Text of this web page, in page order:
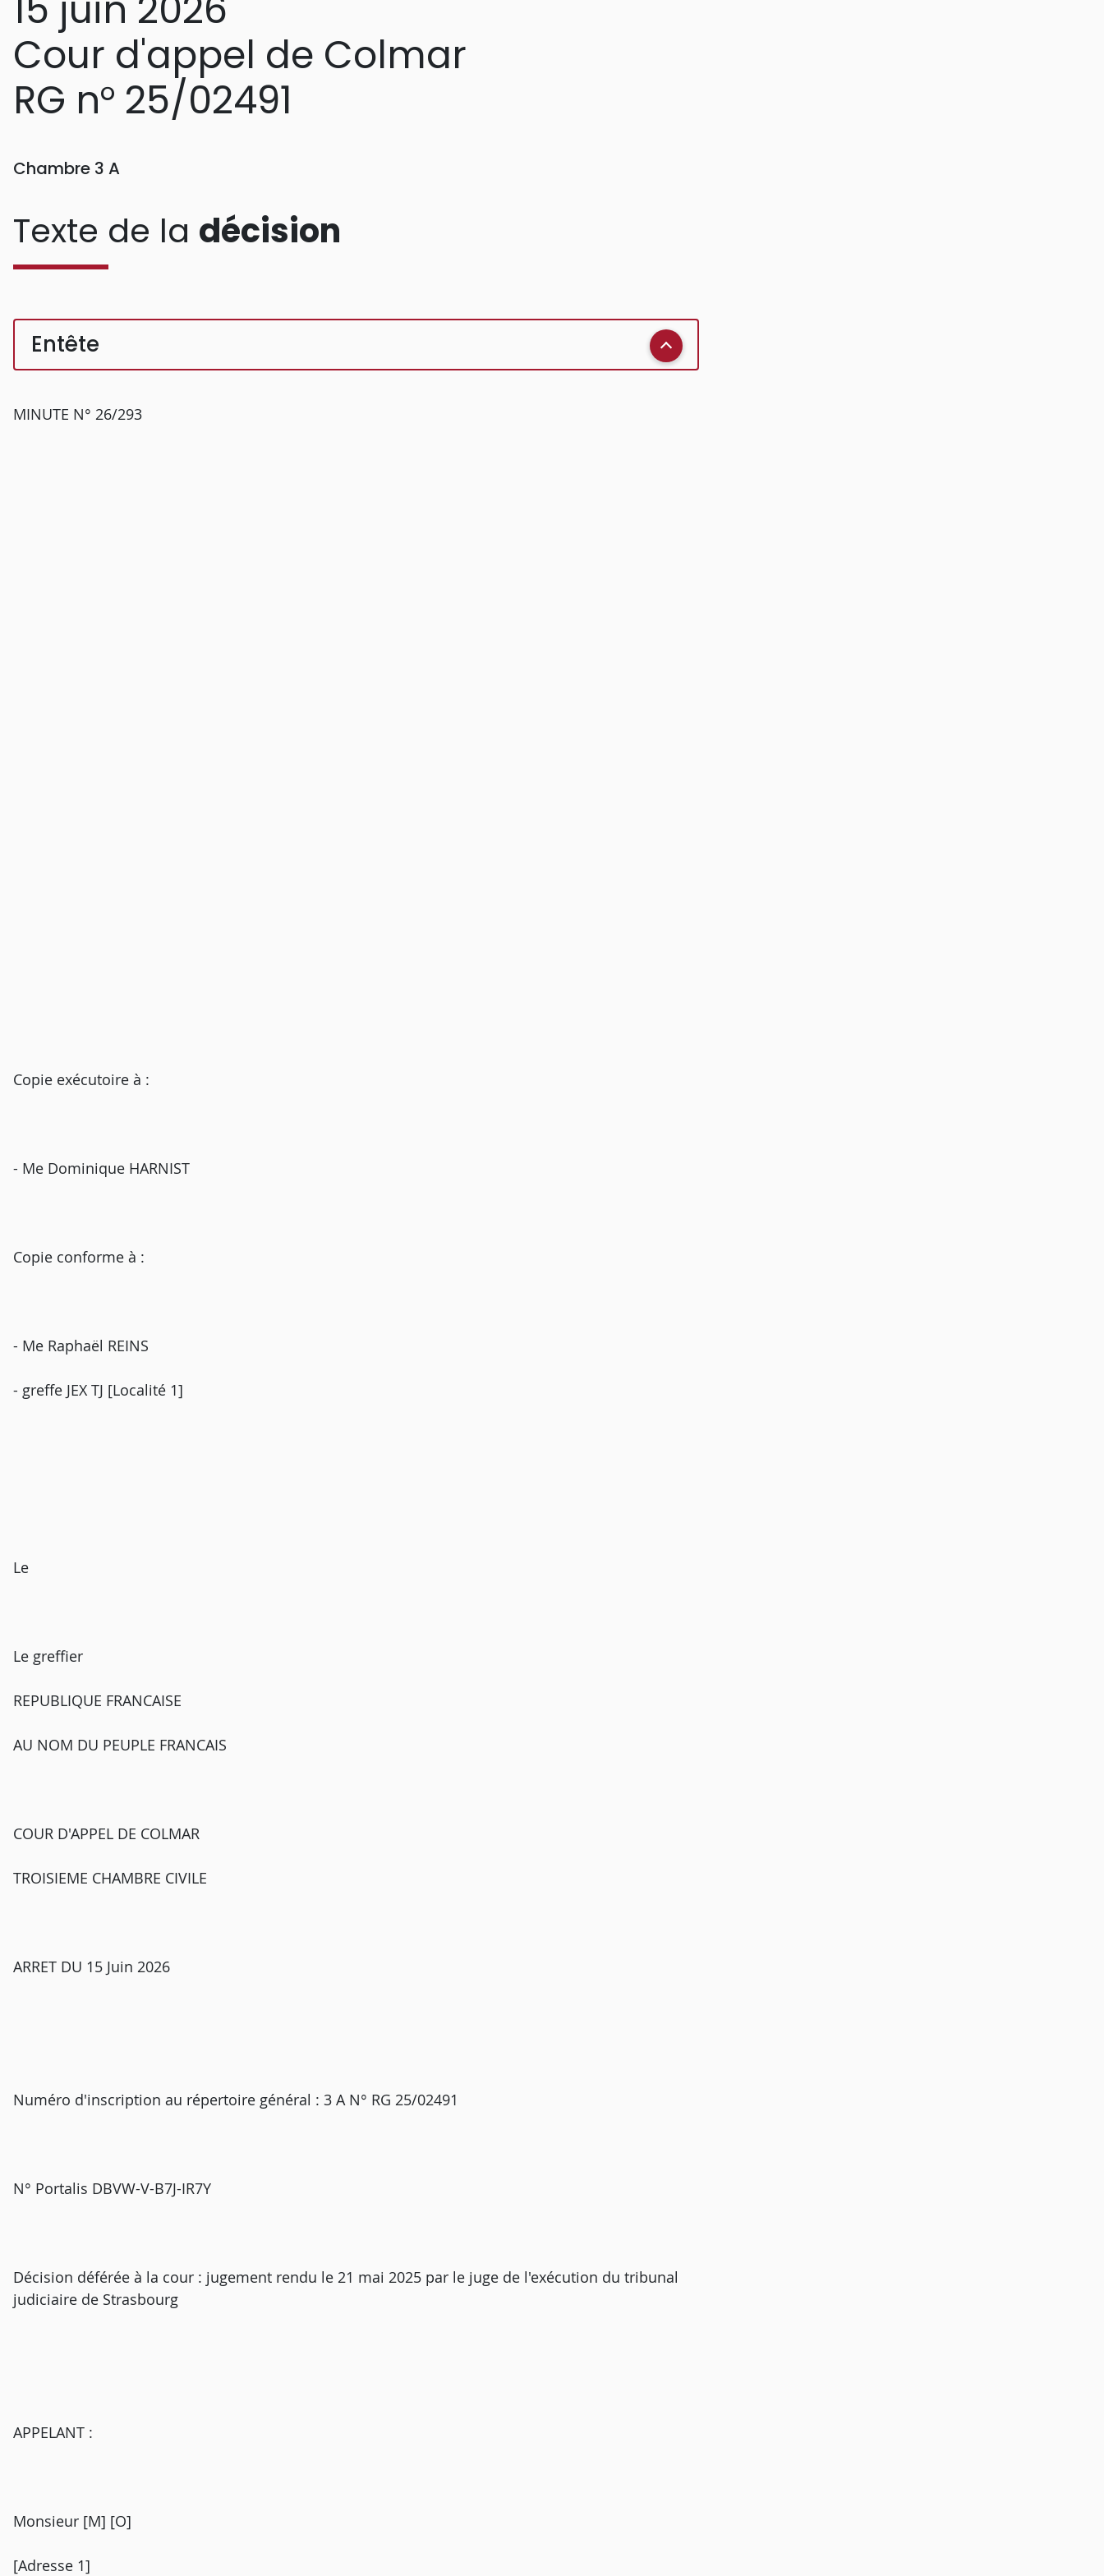
Cour d'appel de Colmar
RG n° 25/02491
Chambre 3 A
Texte de la décision
Entête
MINUTE N° 26/293
Copie exécutoire à :
- Me Dominique HARNIST
Copie conforme à :
- Me Raphaël REINS
- greffe JEX TJ [Localité 1]
Le
Le greffier
REPUBLIQUE FRANCAISE
AU NOM DU PEUPLE FRANCAIS
COUR D'APPEL DE COLMAR
TROISIEME CHAMBRE CIVILE
ARRET DU 15 Juin 2026
Numéro d'inscription au répertoire général : 3 A N° RG 25/02491
N° Portalis DBVW-V-B7J-IR7Y
Décision déférée à la cour : jugement rendu le 21 mai 2025 par le juge de l'exécution du tribunal
judiciaire de Strasbourg
APPELANT :
Monsieur [M] [O]
[Adresse 1]